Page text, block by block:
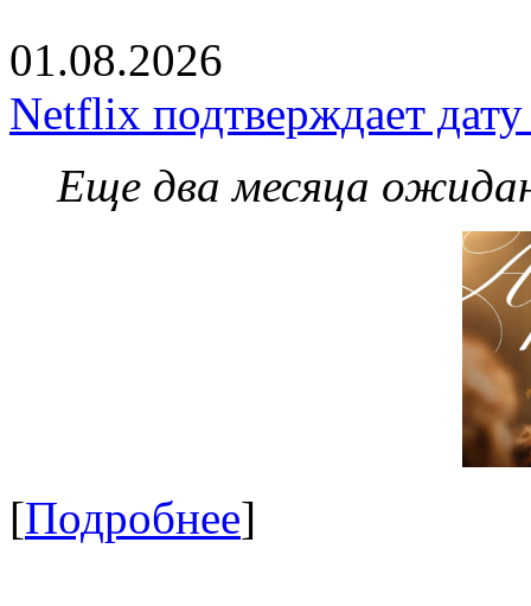
01.08.2026
Netflix подтверждает
Еще два месяца
[Подробнее]